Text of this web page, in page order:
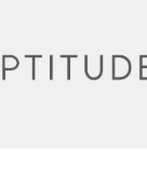
florissantes. Nos 3
de